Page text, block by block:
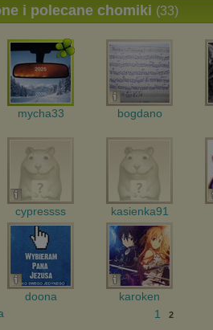
i polecane chomiki (33)
mycha33 bogdano
cypressss kasienka91
doona
karoken
1 2